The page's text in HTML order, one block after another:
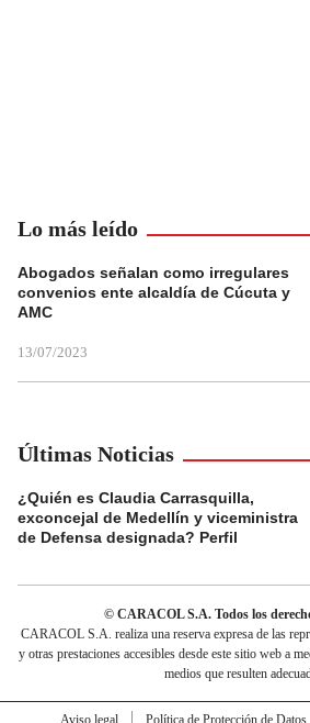
Lo más leído
Abogados señalan como irregulares
convenios ente alcaldía de Cúcuta y
AMC
13/07/2023
Últimas Noticias
¿Quién es Claudia Carrasquilla,
exconcejal de Medellín y viceministra
de Defensa designada? Perfil
© CARACOL S.A. Todos los
CARACOL S.A. realiza una reserva expresa de las
y otras prestaciones accesibles desde este sitio web a
medios que resulten